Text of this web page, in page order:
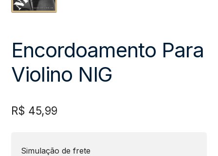
Encordoamento Para
Violino NIG
R$ 45,99
Simulação de frete